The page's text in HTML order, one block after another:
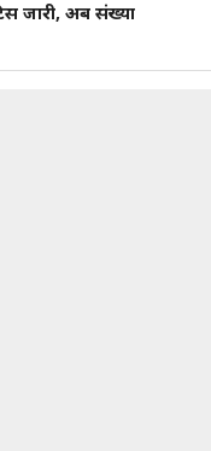
जारी, अब संख्या